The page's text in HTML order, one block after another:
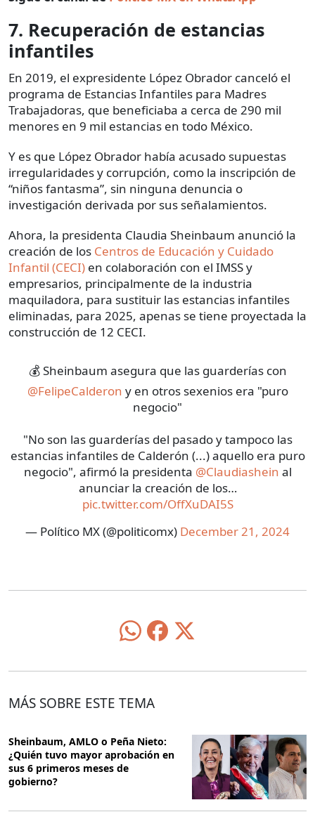
7. Recuperación de estancias
infantiles
En 2019, el expresidente López Obrador canceló el
programa de Estancias Infantiles para Madres
Trabajadoras, que beneficiaba a cerca de 290 mil
menores en 9 mil estancias en todo México.
Y es que López Obrador había acusado supuestas
irregularidades y corrupción, como la inscripción de
“niños fantasma”, sin ninguna denuncia o
investigación derivada por sus señalamientos.
Ahora, la presidenta Claudia Sheinbaum anunció la
creación de los Centros de Educación y Cuidado
Infantil (CECI) en colaboración con el IMSS y
empresarios, principalmente de la industria
maquiladora, para sustituir las estancias infantiles
eliminadas, para 2025, apenas se tiene proyectada la
construcción de 12 CECI.
💰 Sheinbaum asegura que las guarderías con
@FelipeCalderon y en otros sexenios era "puro
negocio"
"No son las guarderías del pasado y tampoco las
estancias infantiles de Calderón (...) aquello era puro
negocio", afirmó la presidenta @Claudiashein al
anunciar la creación de los…
pic.twitter.com/OffXuDAI5S
— Político MX (@politicomx) December 21, 2024
MÁS SOBRE ESTE TEMA
Sheinbaum, AMLO o Peña Nieto:
¿Quién tuvo mayor aprobación en
sus 6 primeros meses de
gobierno?